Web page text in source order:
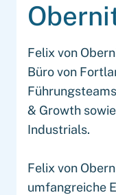
Felix von
Büro von
& Growth
Industrials.
Felix von
umfangreiche